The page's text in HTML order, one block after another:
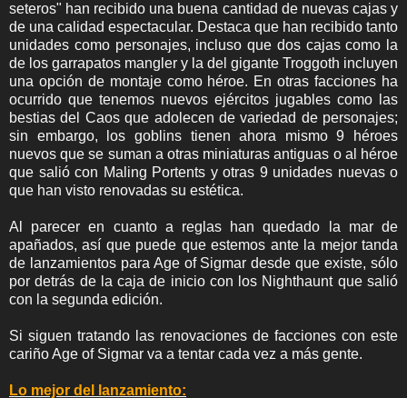
seteros" han recibido una buena cantidad de nuevas cajas y
de una calidad espectacular. Destaca que han recibido tanto
unidades como personajes, incluso que dos cajas como la
de los garrapatos mangler y la del gigante Troggoth incluyen
una opción de montaje como héroe. En otras facciones ha
ocurrido que tenemos nuevos ejércitos jugables como las
bestias del Caos que adolecen de variedad de personajes;
sin embargo, los goblins tienen ahora mismo 9 héroes
nuevos que se suman a otras miniaturas antiguas o al héroe
que salió con Maling Portents y otras 9 unidades nuevas o
que han visto renovadas su estética.
Al parecer en cuanto a reglas han quedado la mar de
apañados, así que puede que estemos ante la mejor tanda
de lanzamientos para Age of Sigmar desde que existe, sólo
por detrás de la caja de inicio con los Nighthaunt que salió
con la segunda edición.
Si siguen tratando las renovaciones de facciones con este
cariño Age of Sigmar va a tentar cada vez a más gente.
Lo mejor del lanzamiento: